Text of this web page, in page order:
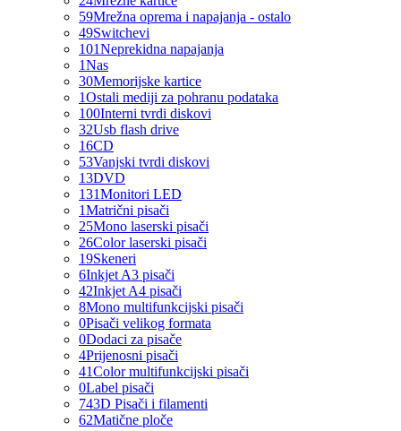
59Mrežna oprema i napajanja - ostalo
49Switchevi
101Neprekidna napajanja
1Nas
30Memorijske kartice
1Ostali mediji za pohranu podataka
100Interni tvrdi diskovi
32Usb flash drive
16CD
53Vanjski tvrdi diskovi
13DVD
131Monitori LED
1Matrični pisači
25Mono laserski pisači
26Color laserski pisači
19Skeneri
6Inkjet A3 pisači
42Inkjet A4 pisači
8Mono multifunkcijski pisači
0Pisači velikog formata
0Dodaci za pisače
4Prijenosni pisači
41Color multifunkcijski pisači
0Label pisači
743D Pisači i filamenti
62Matične ploče